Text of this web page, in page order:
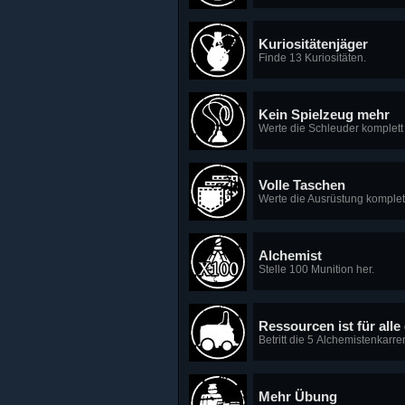
Kuriositätenjäger
Finde 13 Kuriositäten.
Kein Spielzeug mehr
Werte die Schleuder komplett
Volle Taschen
Werte die Ausrüstung
Alchemist
Stelle 100 Munition her.
Ressourcen ist für alle
Betritt die 5
Mehr Übung